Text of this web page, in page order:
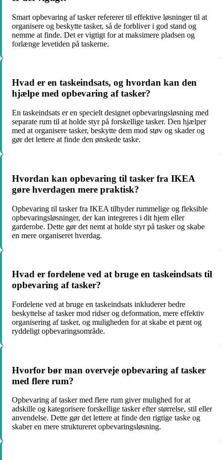
Smart opbevaring af tasker refererer til effektive løsninger til at
organisere og beskytte tasker, så de forbliver i god stand og
nemme at finde. Det er vigtigt for at maksimere pladsen og
forlænge levetiden på taskerne.
Hvad er en taskeindsats, og hvordan kan den
hjælpe med opbevaring af tasker?
En taskeindsats er en specielt designet opbevaringsløsning med
separate rum til at holde styr på forskellige tasker. Den hjælper
med at organisere tasker, beskytte dem mod støv og skader og
gør det lettere at finde den ønskede taske.
Hvordan kan opbevaring til tasker fra IKEA
gøre hverdagen mere praktisk?
Opbevaring til tasker fra IKEA tilbyder rummelige og fleksible
opbevaringsløsninger, der kan integreres i dit hjem eller
garderobe. Dette gør det nemt at holde styr på tasker og skabe
en mere organiseret hverdag.
Hvad er fordelene ved at bruge en taskeindsats til
opbevaring af tasker?
Fordelene ved at bruge en taskeindsats inkluderer bedre
beskyttelse af tasker mod ridser og deformation, mere effektiv
organisering af tasker, og muligheden for at skabe et pænt og
ryddeligt opbevaringsområde.
Hvorfor bør man overveje opbevaring af tasker
med flere rum?
Opbevaring af tasker med flere rum giver mulighed for at
adskille og kategorisere forskellige tasker efter størrelse, stil eller
anvendelse. Dette gør det lettere at finde den rigtige taske og
skaber en mere struktureret opbevaringsløsning.